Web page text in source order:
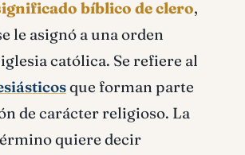
bíblico de clero,
le asignó a una orden
católica. Se refiere al
que forman parte
de carácter religioso. La
quiere decir